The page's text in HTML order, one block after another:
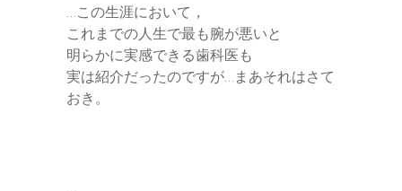
…この生涯において，
これまでの人生で最も腕が悪いと
明らかに実感できる歯科医も
実は紹介だったのですが…まあそれはさて
おき。